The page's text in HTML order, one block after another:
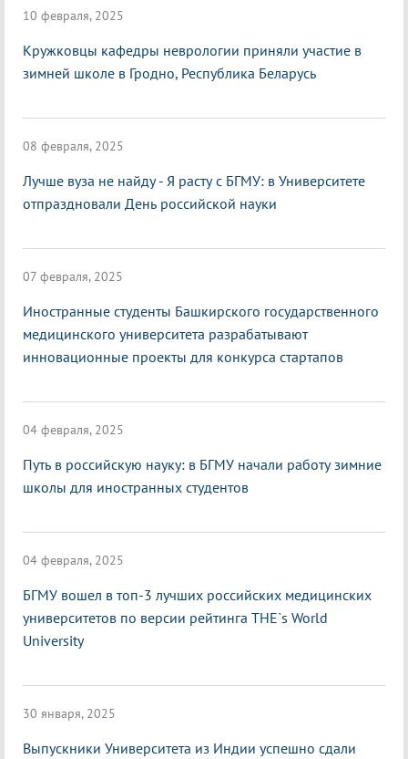
10 февраля, 2025
Кружковцы кафедры неврологии приняли участие в
зимней школе в Гродно, Республика Беларусь
08 февраля, 2025
Лучше вуза не найду - Я расту с БГМУ: в Университете
отпраздновали День российской науки
07 февраля, 2025
Иностранные студенты Башкирского государственного
медицинского университета разрабатывают
инновационные проекты для конкурса стартапов
04 февраля, 2025
Путь в российскую науку: в БГМУ начали работу зимние
школы для иностранных студентов
04 февраля, 2025
БГМУ вошел в топ-3 лучших российских медицинских
университетов по версии рейтинга THE`s World
University
30 января, 2025
Выпускники Университета из Индии успешно сдали